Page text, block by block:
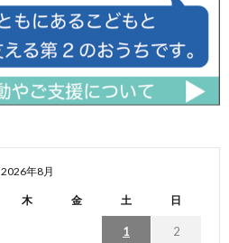
2026年8月
木 金 土 日
1 2